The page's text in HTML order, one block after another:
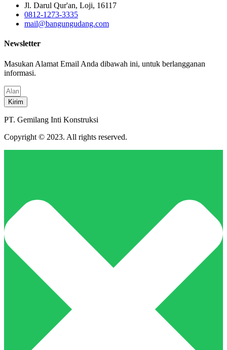
Jl. Darul Qur'an, Loji, 16117
0812-1273-3335
mail@bangungudang.com
Newsletter
Masukan Alamat Email Anda dibawah ini, untuk berlangganan
informasi.
Kirim
PT. Gemilang Inti Konstruksi
Copyright © 2023. All rights reserved.